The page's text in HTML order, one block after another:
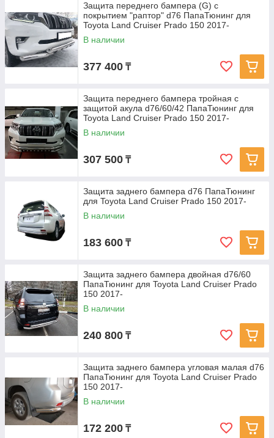
Защита переднего бампера (G) с
покрытием "раптор" d76 ПапаТюнинг для
Toyota Land Cruiser Prado 150 2017-
В наличии
377 400 ₸
Защита переднего бампера тройная с
защитой акула d76/60/42 ПапаТюнинг для
Toyota Land Cruiser Prado 150 2017-
В наличии
307 500 ₸
Защита заднего бампера d76 ПапаТюнинг
для Toyota Land Cruiser Prado 150 2017-
В наличии
183 600 ₸
Защита заднего бампера двойная d76/60
ПапаТюнинг для Toyota Land Cruiser Prado
150 2017-
В наличии
240 800 ₸
Защита заднего бампера угловая малая d76
ПапаТюнинг для Toyota Land Cruiser Prado
150 2017-
В наличии
172 200 ₸